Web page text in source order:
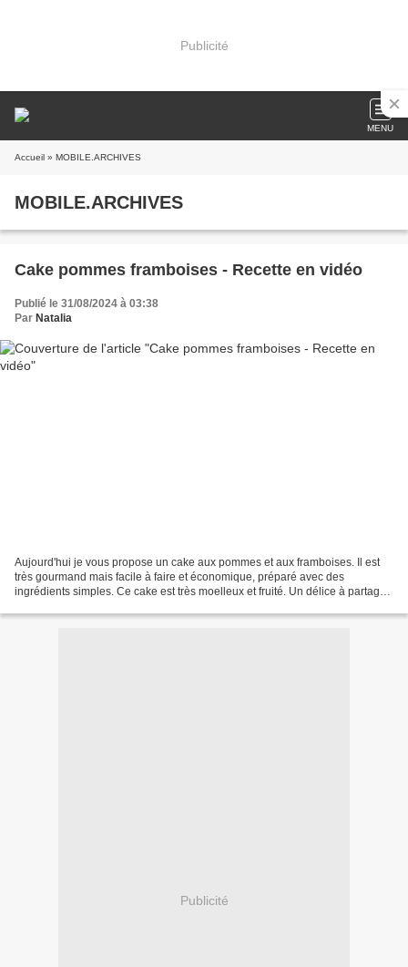
Publicité
MENU
Accueil » MOBILE.ARCHIVES
MOBILE.ARCHIVES
Cake pommes framboises - Recette en vidéo
Publié le 31/08/2024 à 03:38
Par Natalia
Aujourd'hui je vous propose un cake aux pommes et aux framboises. Il est
très gourmand mais facile à faire et économique, préparé avec des
ingrédients simples. Ce cake est très moelleux et fruité. Un délice à partager
Publicité